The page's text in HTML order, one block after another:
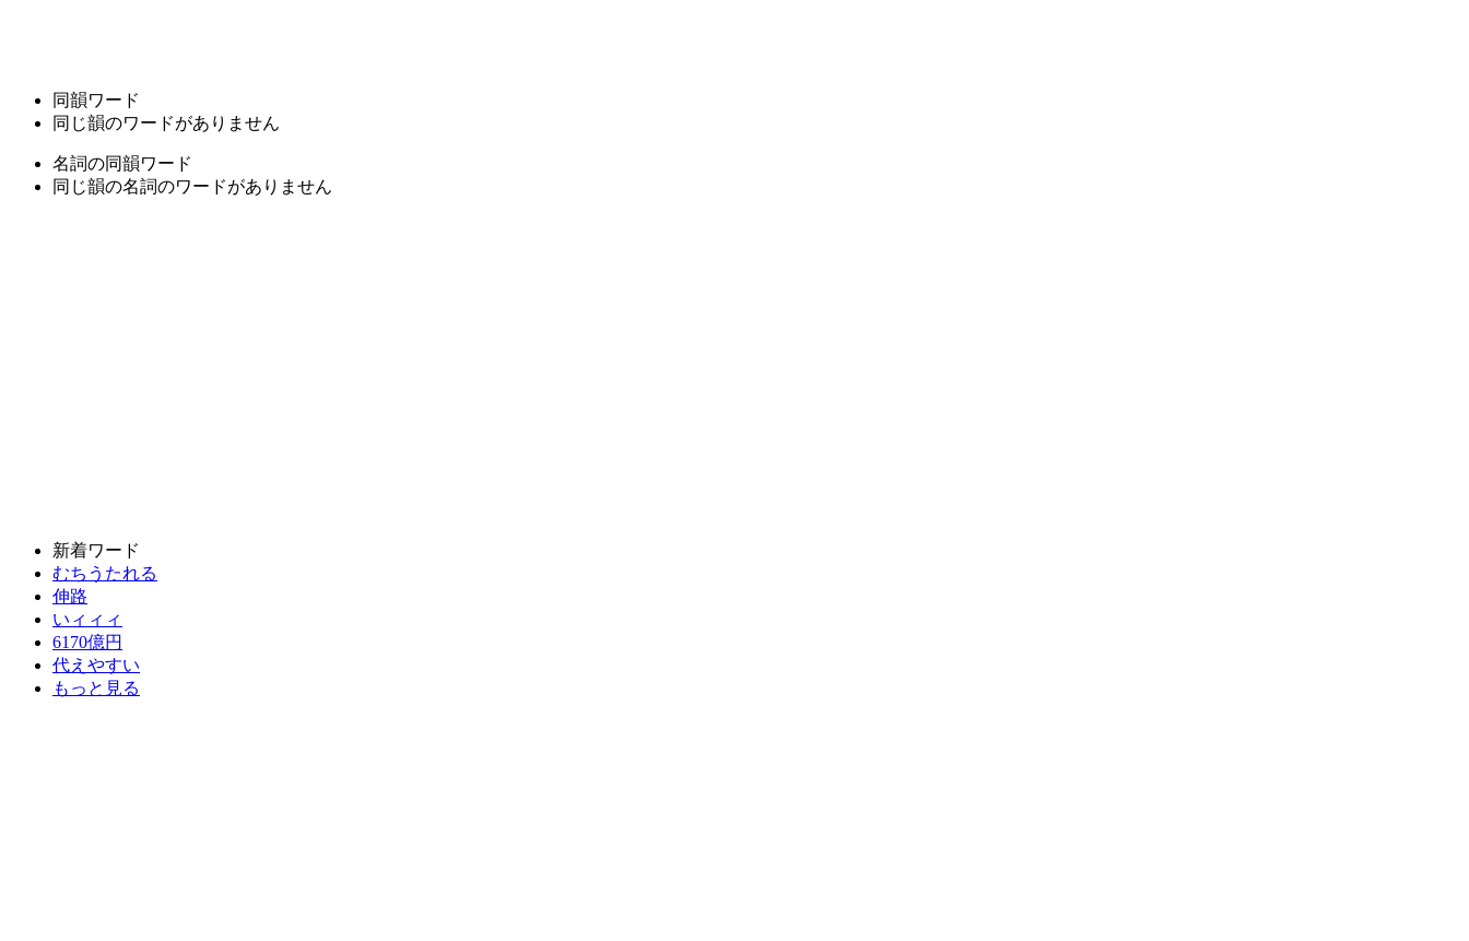
同韻ワード
同じ韻のワードがありません
名詞の同韻ワード
同じ韻の名詞のワードがありません
新着ワード
むちうたれる
伸路
いィィィ
6170億円
代えやすい
もっと見る